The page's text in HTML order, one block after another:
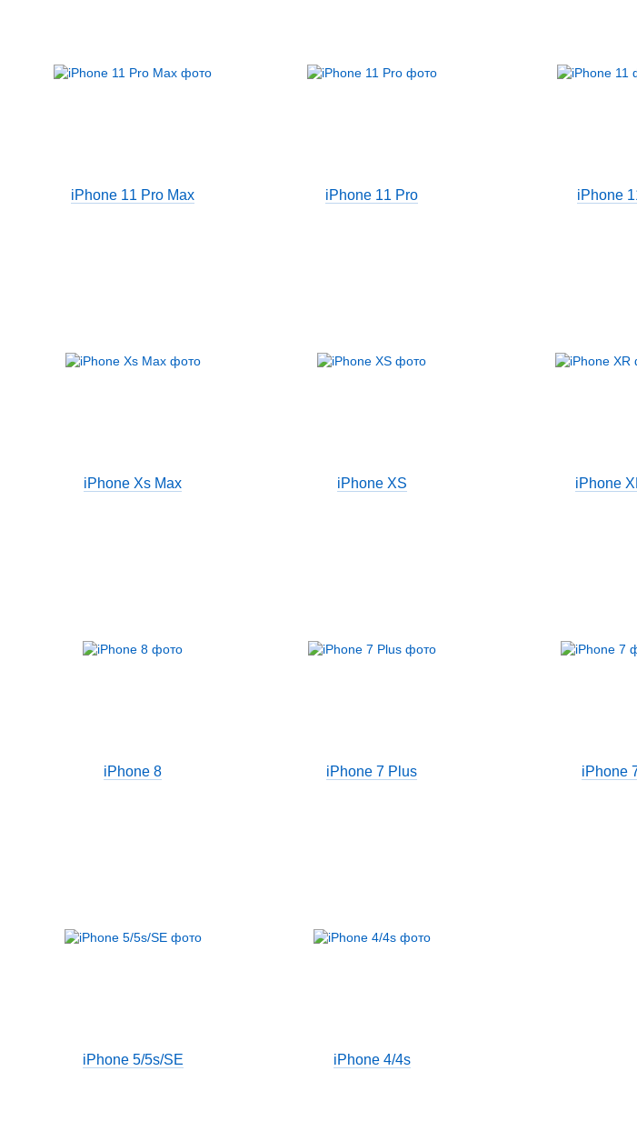
iPhone 11 Pro Max iPhone 11 Pro iPhone
iPhone Xs Max iPhone XS iPhone
iPhone 8 iPhone 7 Plus iPhone
iPhone 5/5s/SE iPhone 4/4s